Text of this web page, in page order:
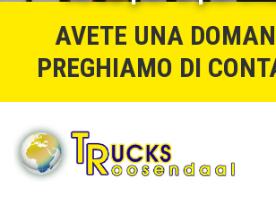
AVETE UNA
PREGHIAMO DI